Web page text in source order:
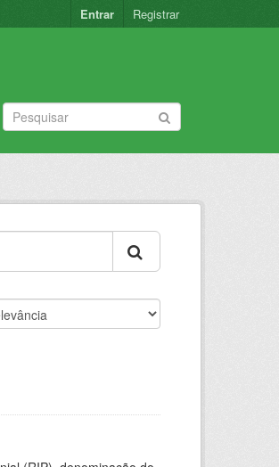
Entrar Registrar